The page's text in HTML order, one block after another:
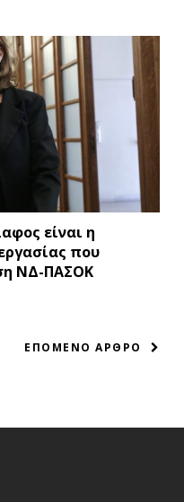
είναι η
που
ΝΔ-ΠΑΣΟΚ
ΕΠΟΜΕΝΟ ΑΡΘΡΟ